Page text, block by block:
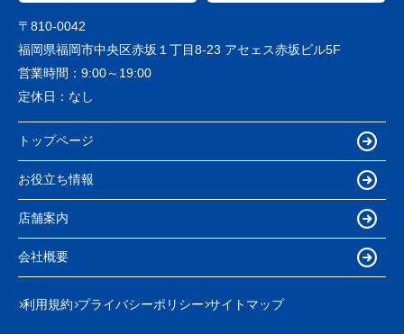
〒810-0042
福岡県福岡市中央区赤坂１丁目8-23 アセェス赤坂ビル5F
営業時間： 9:00～19:00
定休日： なし
トップページ
お役立ち情報
店舗案内
会社概要
利用規約 プライバシーポリシー サイトマップ